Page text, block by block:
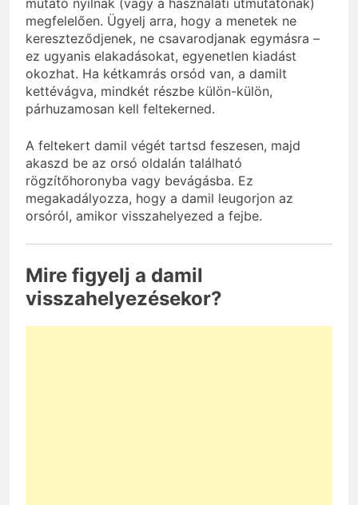
mutató nyílnak (vagy a használati útmutatónak)
megfelelően. Ügyelj arra, hogy a menetek ne
kereszteződjenek, ne csavarodjanak egymásra –
ez ugyanis elakadásokat, egyenetlen kiadást
okozhat. Ha kétkamrás orsód van, a damilt
kettévágva, mindkét részbe külön-külön,
párhuzamosan kell feltekerned.
A feltekert damil végét tartsd feszesen, majd
akaszd be az orsó oldalán található
rögzítőhoronyba vagy bevágásba. Ez
megakadályozza, hogy a damil leugorjon az
orsóról, amikor visszahelyezed a fejbe.
Mire figyelj a damil
visszahelyezésekor?